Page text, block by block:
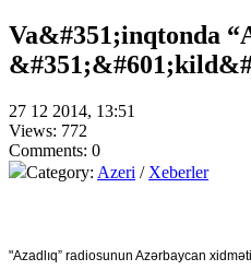
Va&#351;inqtonda
27 12 2014, 13:51
Views: 772
Comments: 0
Category: Azeri / Xeberler
"Azadlıq” radiosunun Azərbaycan